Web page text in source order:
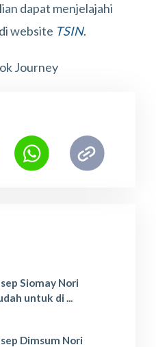
dapat menjelajahi
website TSIN.
Journey
Siomay Nori
untuk di ...
Dimsum Nori